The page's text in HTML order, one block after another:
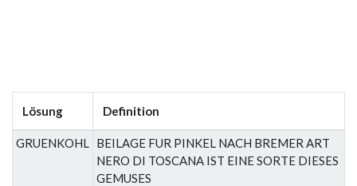
Lösung Definition
GRUENKOHL
BEILAGE FUR PINKEL NACH BREMER ART
NERO DI TOSCANA IST EINE SORTE DIESES
GEMUSES